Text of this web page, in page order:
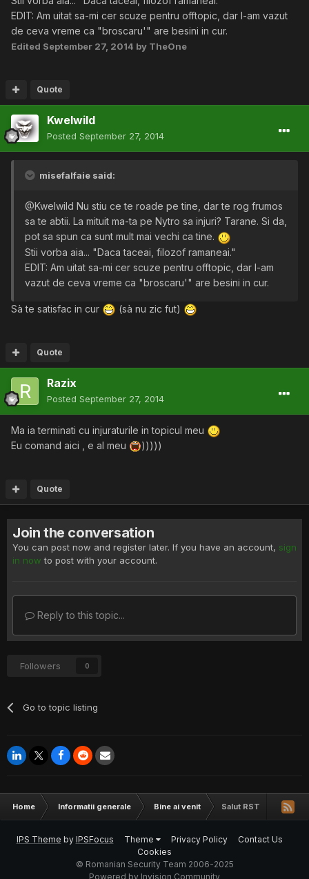
EDIT: Am uitat sa-mi cer scuze pentru offtopic, dar l-am vazut
de ceva vreme ca "broscaru'" are besini in cur.
Edited September 27, 2014 by TheOne
Quote
Kwelwild
Posted September 27, 2014
misefalfaie said:
@Kwelwild Nu stiu ce te roade pe tine, dar te rog frumos
sa te abtii. La mituit ma-ta pe Nytro sa injuri? Tarane. Si da,
pot sa spun ca sunt mult mai vechi ca tine.
Stii vorba aia... "Daca taceai, filozof ramaneai."
EDIT: Am uitat sa-mi cer scuze pentru offtopic, dar l-am
vazut de ceva vreme ca "broscaru'" are besini in cur.
Sà te satisfac in cur (sà nu zic fut)
Quote
Razix
Posted September 27, 2014
Ma ia terminati cu injuraturile in topicul meu
Eu comand aici , e al meu
)))))
Quote
Join the conversation
You can post now and register later. If you have an account, sign
in now to post with your account.
Reply to this topic...
Followers 0
Go to topic listing
Home Informatii generale Bine ai venit Salut RST
IPS Theme by IPSFocus Theme Privacy Policy
Contact Us
Cookies
© Romanian Security Team 2006-2025
Powered by Invision Community